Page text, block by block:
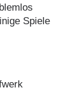
Spiele